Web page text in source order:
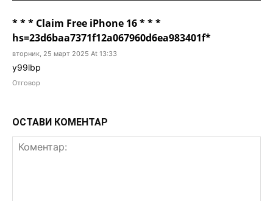
* * * Claim Free iPhone 16 * * *
hs=23d6baa7371f12a067960d6ea983401f*
вторник, 25 март 2025 At 13:33
y99lbp
Отговор
ОСТАВИ КОМЕНТАР